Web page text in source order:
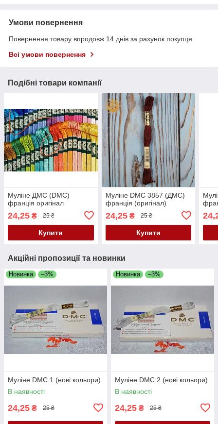
Умови повернення
Повернення товару впродовж 14 днів за рахунок покупця
Всі умови повернення
Подібні товари компанії
Муліне ДМС (DMC)
франція оригінал
24,25 ₴ 25 ₴
Купити
Муліне DMC 3857 (ДМС)
франція (оригінал)
24,25₴ 25 ₴
Купити
Акційні пропозиції та новинки
Новинка –3%
Муліне DMC 1 (нові кольори)
В наявності
24,25 ₴ 25 ₴
Новинка –3%
Муліне DMC 2 (нові кольори)
В наявності
24,25 ₴ 25 ₴